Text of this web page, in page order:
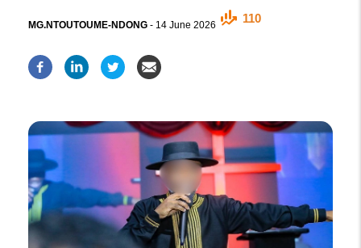
MG.NTOUTOUME-NDONG - 14 June 2026
110